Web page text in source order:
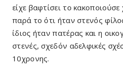
είχε βαφτίσει το
παρά το ότι ήταν στενός
ίδιος ήταν πατέρας και η
στενές, σχεδόν αδελφικές
10χρονης.